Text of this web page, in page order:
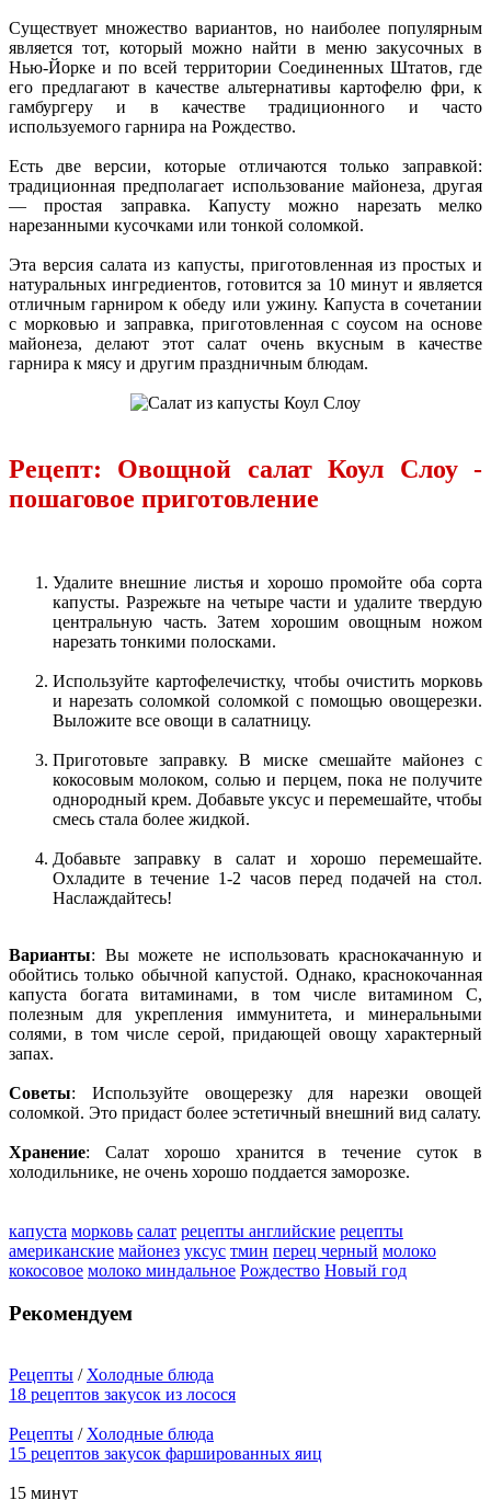
Существует множество вариантов, но наиболее популярным
является тот, который можно найти в меню закусочных в
Нью-Йорке и по всей территории Соединенных Штатов, где
его предлагают в качестве альтернативы картофелю фри, к
гамбургеру и в качестве традиционного и часто
используемого гарнира на Рождество.
Есть две версии, которые отличаются только заправкой:
традиционная предполагает использование майонеза, другая
— простая заправка. Капусту можно нарезать мелко
нарезанными кусочками или тонкой соломкой.
Эта версия салата из капусты, приготовленная из простых и
натуральных ингредиентов, готовится за 10 минут и является
отличным гарниром к обеду или ужину. Капуста в сочетании
с морковью и заправка, приготовленная с соусом на основе
майонеза, делают этот салат очень вкусным в качестве
гарнира к мясу и другим праздничным блюдам.
Рецепт: Овощной салат Коул Слоу -
пошаговое приготовление
Удалите внешние листья и хорошо промойте оба сорта
капусты. Разрежьте на четыре части и удалите твердую
центральную часть. Затем хорошим овощным ножом
нарезать тонкими полосками.
Используйте картофелечистку, чтобы очистить морковь
и нарезать соломкой соломкой с помощью овощерезки.
Выложите все овощи в салатницу.
Приготовьте заправку. В миске смешайте майонез с
кокосовым молоком, солью и перцем, пока не получите
однородный крем. Добавьте уксус и перемешайте, чтобы
смесь стала более жидкой.
Добавьте заправку в салат и хорошо перемешайте.
Охладите в течение 1-2 часов перед подачей на стол.
Наслаждайтесь!
Варианты: Вы можете не использовать краснокачанную и
обойтись только обычной капустой. Однако, краснокочанная
капуста богата витаминами, в том числе витамином С,
полезным для укрепления иммунитета, и минеральными
солями, в том числе серой, придающей овощу характерный
запах.
Советы: Используйте овощерезку для нарезки овощей
соломкой. Это придаст более эстетичный внешний вид салату.
Хранение: Салат хорошо хранится в течение суток в
холодильнике, не очень хорошо поддается заморозке.
капуста морковь салат рецепты английские рецепты
американские майонез уксус тмин перец черный молоко
кокосовое молоко миндальное Рождество Новый год
Рекомендуем
Рецепты /Холодные блюда
18 рецептов закусок из лосося
Рецепты /Холодные блюда
15 рецептов закусок фаршированных яиц
15 минут